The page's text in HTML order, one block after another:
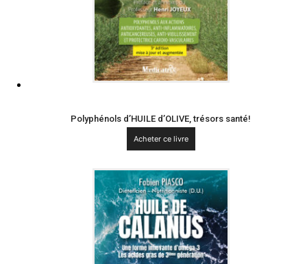
Polyphénols d’HUILE d’OLIVE, trésors santé!
Acheter ce livre